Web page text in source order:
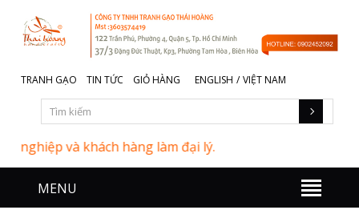
TRANH GẠO TIN TỨC GIỎ HÀNG ENGLISH / VIỆT NAM
và khách hàng làm đại lý.
MENU